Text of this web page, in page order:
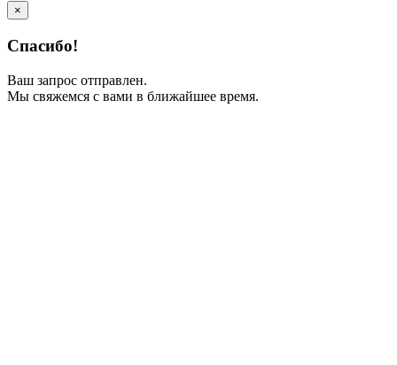
×
Спасибо!
Ваш запрос отправлен.
Мы свяжемся с вами в ближайшее время.